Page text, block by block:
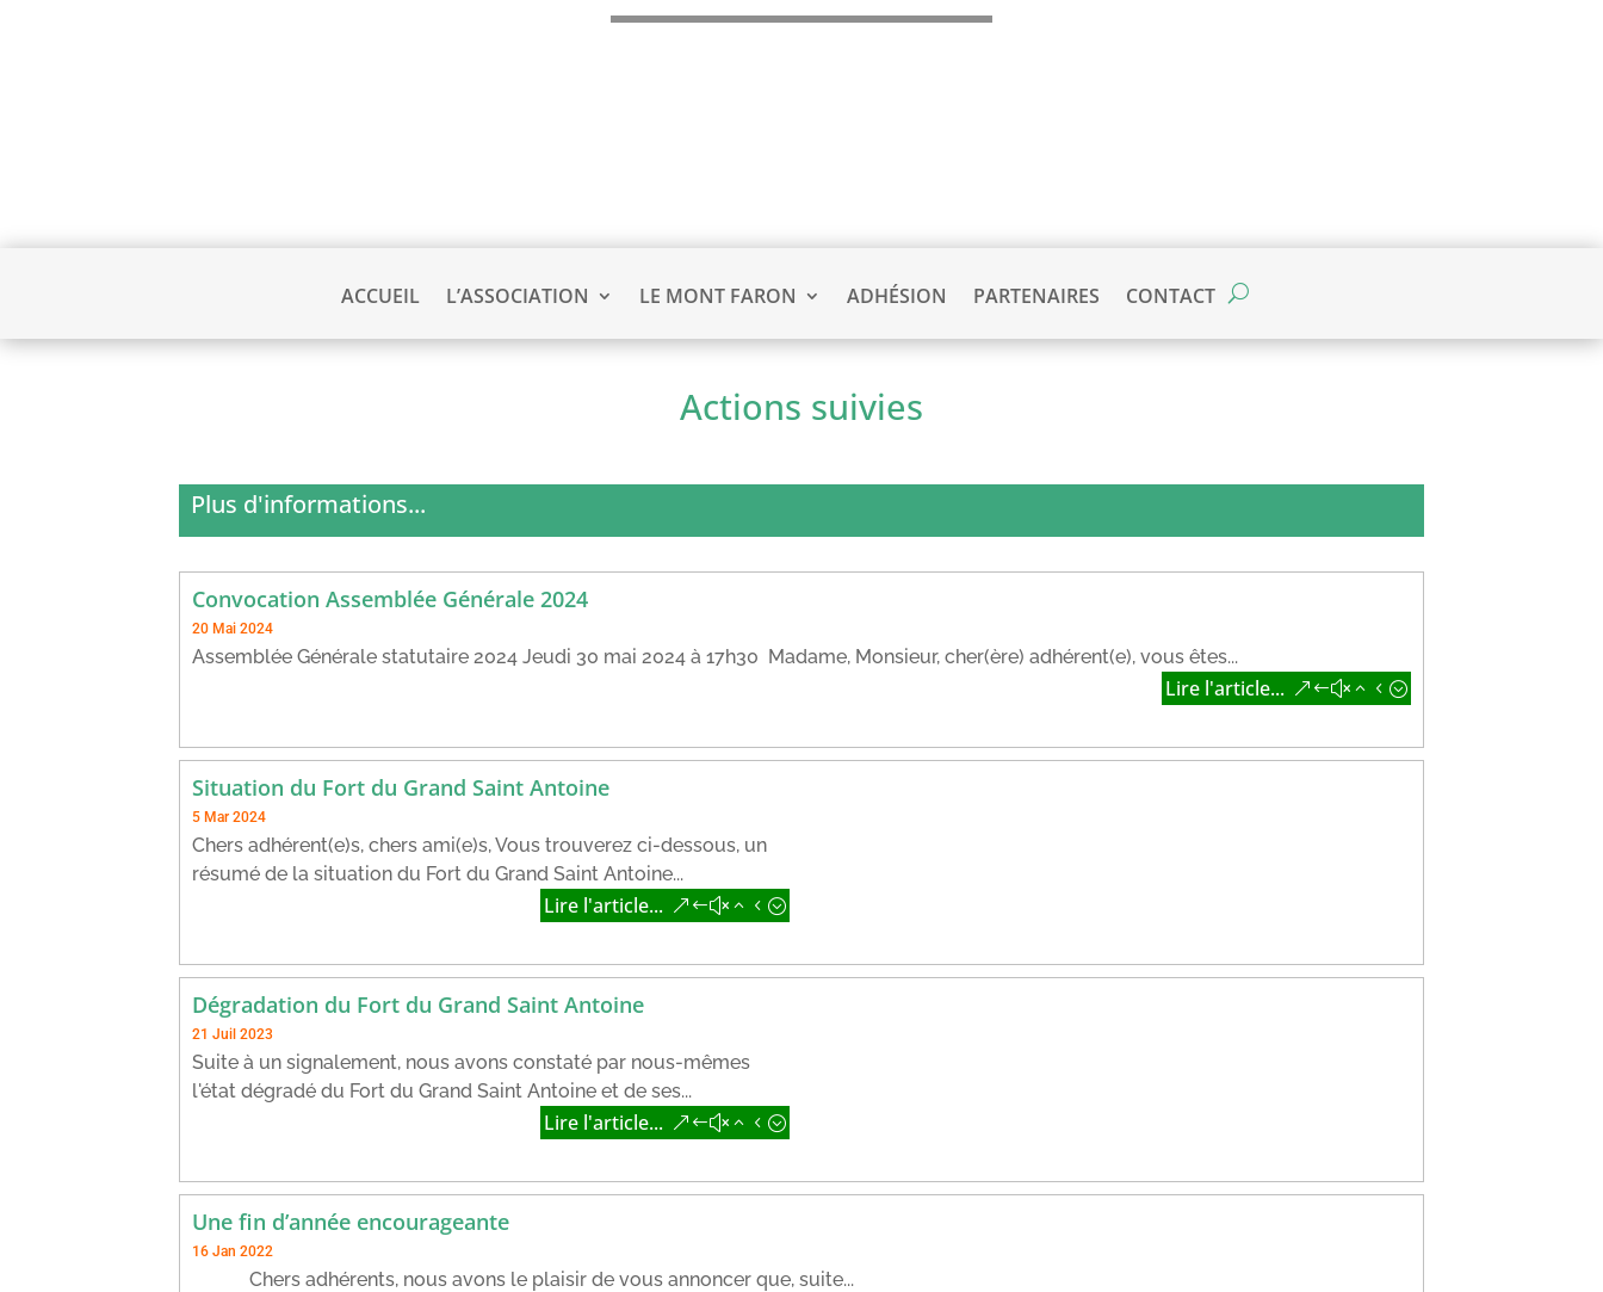
ACCUEIL L’ASSOCIATION LE MONT FARON ADHÉSION PARTENAIRES CONTACT
Actions suivies
Plus d'informations...
Convocation Assemblée Générale 2024
20 Mai 2024
Assemblée Générale statutaire 2024 Jeudi 30 mai 2024 à 17h30 Madame, Monsieur, cher(ère) adhérent(e), vous êtes...
Lire l'article...
Situation du Fort du Grand Saint Antoine
5 Mar 2024
Chers adhérent(e)s, chers ami(e)s, Vous trouverez ci-dessous, un
résumé de la situation du Fort du Grand Saint Antoine...
Lire l'article...
Dégradation du Fort du Grand Saint Antoine
21 Juil 2023
Suite à un signalement, nous avons constaté par nous-mêmes
l'état dégradé du Fort du Grand Saint Antoine et de ses...
Lire l'article...
Une fin d’année encourageante
16 Jan 2022
Chers adhérents, nous avons le plaisir de vous annoncer que, suite...